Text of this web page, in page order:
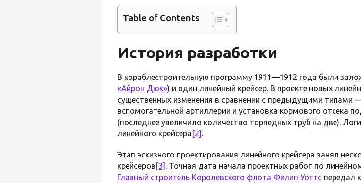
Table of Contents
История разработки
В кораблестроительную программу 1911—1912 года были
«Айрон Дюк») и один линейный крейсер. В проекте новых
существенных изменения в сравнении с предыдущими
вспомогательной артиллерии и установка кормового отсека
(последнее увеличило количество торпедных труб на две).
линейного крейсера [2] .
Этап эскизного проектирования линейного крейсера занял
крейсеров [3] . Точная дата начала проектных работ по
Главный строитель Королевского флота Филип Уоттс передал